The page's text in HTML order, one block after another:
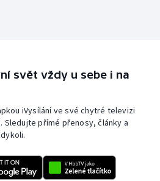
svět vždy u sebe i na
iVysílání ve své chytré televizi
Sledujte přímé přenosy, články a